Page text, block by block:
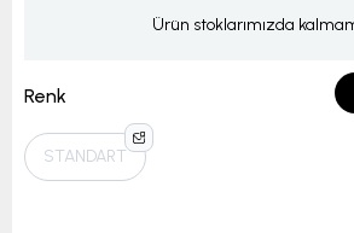
Ürün stoklarımızda
Renk
STANDART